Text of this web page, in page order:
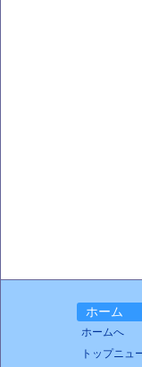
ホーム
ホームへ
トップニュ